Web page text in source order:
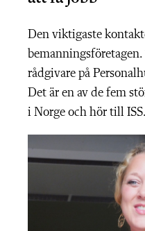
Den viktigaste
rådgivare på
Det är en av de fem
i Norge och hör till ISS.